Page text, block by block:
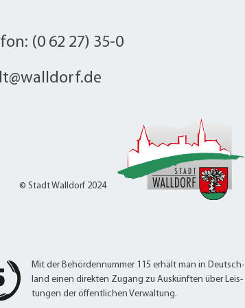
(0 62 27) 35-0
© Stadt Walldorf 2024
Mit der Behördennummer 115 erhält man in Deutsch-
land einen direkten Zugang zu Auskünften über Leis-
tungen der öffentlichen Verwaltung.